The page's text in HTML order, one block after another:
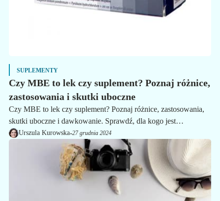
SUPLEMENTY
Czy MBE to lek czy suplement? Poznaj różnice,
zastosowania i skutki uboczne
Czy MBE to lek czy suplement? Poznaj różnice, zastosowania,
skutki uboczne i dawkowanie. Sprawdź, dla kogo jest
odpowiedni i jakie są opinie ekspertów.
Urszula Kurowska-27 grudnia 2024